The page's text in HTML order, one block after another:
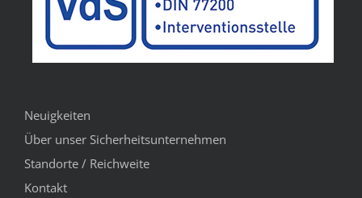
Neuigkeiten
Über unser Sicherheitsunternehmen
Standorte / Reichweite
Kontakt